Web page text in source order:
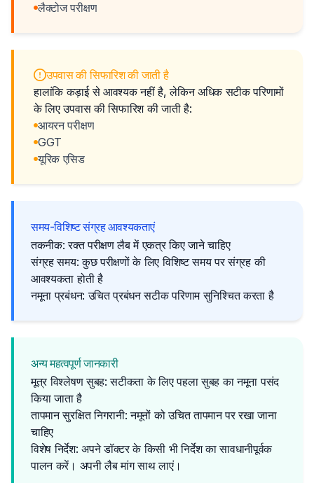
लैक्टोज परीक्षण
उपवास की सिफारिश की जाती है
हालांकि कड़ाई से आवश्यक नहीं है, लेकिन अधिक सटीक परिणामों
के लिए उपवास की सिफारिश की जाती है:
आयरन परीक्षण
GGT
यूरिक एसिड
समय-विशिष्ट संग्रह आवश्यकताएं
तकनीक: रक्त परीक्षण लैब में एकत्र किए जाने चाहिए
संग्रह समय: कुछ परीक्षणों के लिए विशिष्ट समय पर संग्रह की
आवश्यकता होती है
नमूना प्रबंधन: उचित प्रबंधन सटीक परिणाम सुनिश्चित करता है
अन्य महत्वपूर्ण जानकारी
मूत्र विश्लेषण सुबह: सटीकता के लिए पहला सुबह का नमूना पसंद
किया जाता है
तापमान सुरक्षित निगरानी: नमूनों को उचित तापमान पर रखा जाना
चाहिए
विशेष निर्देश: अपने डॉक्टर के किसी भी निर्देश का सावधानीपूर्वक
पालन करें। अपनी लैब मांग साथ लाएं।